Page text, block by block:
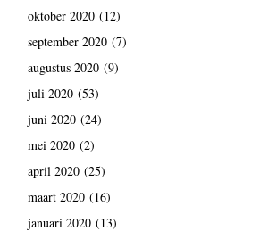
oktober 2020(12)
september 2020(7)
augustus 2020(9)
juli 2020(53)
juni 2020(24)
mei 2020(2)
april 2020(25)
maart 2020(16)
januari 2020(13)